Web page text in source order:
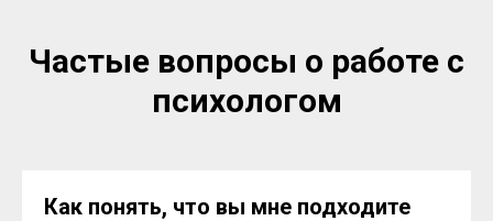
Частые вопросы о работе с
психологом
Как понять, что вы мне подходите